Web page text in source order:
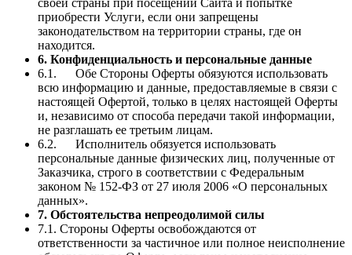
приобрести Услуги, если они запрещены
законодательством на территории страны, где он
находится.
6. Конфиденциальность и персональные данные
6.1. Обе Стороны Оферты обязуются использовать
всю информацию и данные, предоставляемые в связи с
настоящей Офертой, только в целях настоящей Оферты
и, независимо от способа передачи такой информации,
не разглашать ее третьим лицам.
6.2. Исполнитель обязуется использовать
персональные данные физических лиц, полученные от
Заказчика, строго в соответствии с Федеральным
законом № 152-ФЗ от 27 июля 2006 «О персональных
данных».
7. Обстоятельства непреодолимой силы
7.1. Стороны Оферты освобождаются от
ответственности за частичное или полное неисполнение